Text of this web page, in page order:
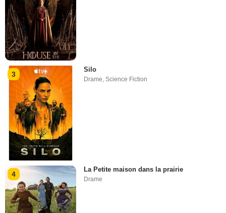
3
Silo
Drame ,Science Fiction
4
La Petite maison dans la prairie
Drame